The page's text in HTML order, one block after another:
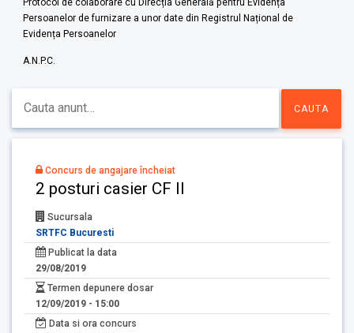
Protocol de colaborare cu Direcția Generală pentru Evidența
Persoanelor de furnizare a unor date din Registrul Național de
Evidența Persoanelor
A.N.P.C.
Concurs de angajare încheiat
2 posturi casier CF II
Sucursala
SRTFC Bucuresti
Publicat la data
29/08/2019
Termen depunere dosar
12/09/2019 - 15:00
Data si ora concurs